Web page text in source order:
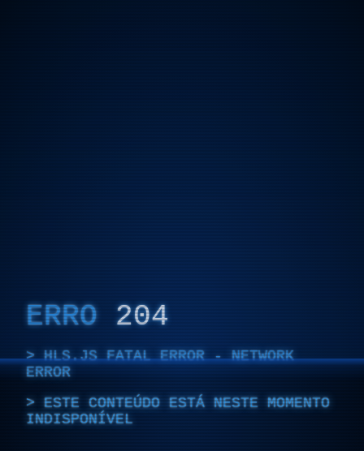
ERRO 204
HLS.JS FATAL ERROR - NETWORK
ERROR
ESTE CONTEÚDO ESTÁ NESTE MOMENTO
INDISPONÍVEL